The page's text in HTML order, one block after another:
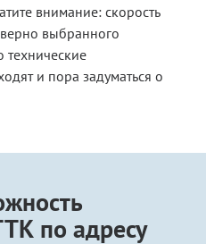
внимание: скорость
выбранного
и пора задуматься о
по адресу